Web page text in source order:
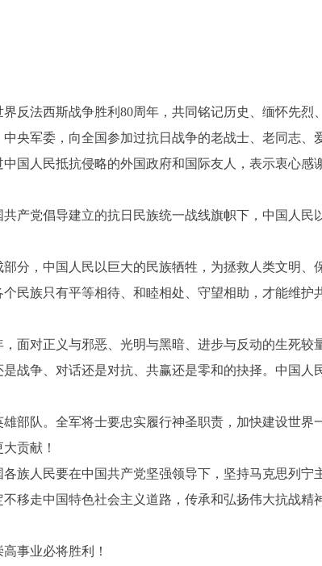
法西斯战争胜利80周年，共同铭记历史、缅怀先烈
军委，向全国参加过抗日战争的老战士、老同志、
国人民抵抗侵略的外国政府和国际友人，表示衷心感
党倡导建立的抗日民族统一战线旗帜下，中国人民
，中国人民以巨大的民族牺牲，为拯救人类文明、
族只有平等相待、和睦相处、守望相助，才能维护
对正义与邪恶、光明与黑暗、进步与反动的生死较
战争、对话还是对抗、共赢还是零和的抉择。中国
队。全军将士要忠实履行神圣职责，加快建设世界
贡献！
人民要在中国共产党坚强领导下，坚持马克思列宁
移走中国特色社会主义道路，传承和弘扬伟大抗战
事业必将胜利！